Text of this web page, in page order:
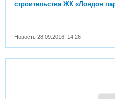
строительства ЖК «Лондон
Новость28.09.2016 14:26